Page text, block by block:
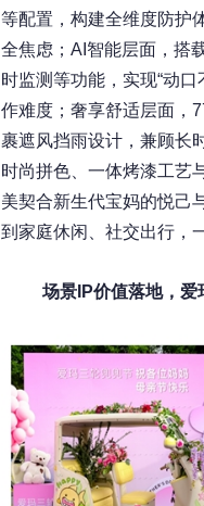
等配置，构建全维度防护
全焦虑；AI智能层面，搭
时监测等功能，实现“动
作难度；奢享舒适层面，
裹遮风挡雨设计，兼顾长
时尚拼色、一体烤漆工艺
美契合新生代宝妈的悦己
到家庭休闲、社交出行，
场景IP价值落地，爱